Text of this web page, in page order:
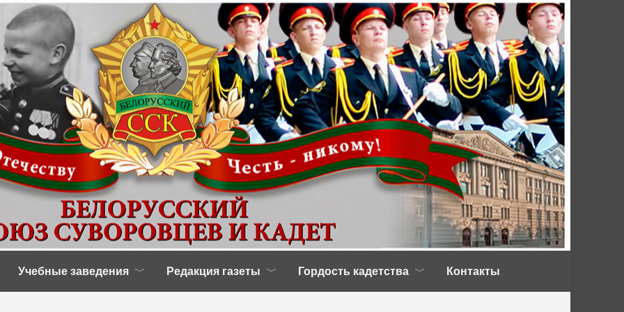
Учебные заведения Редакция газеты Гордость кадетства Контакты